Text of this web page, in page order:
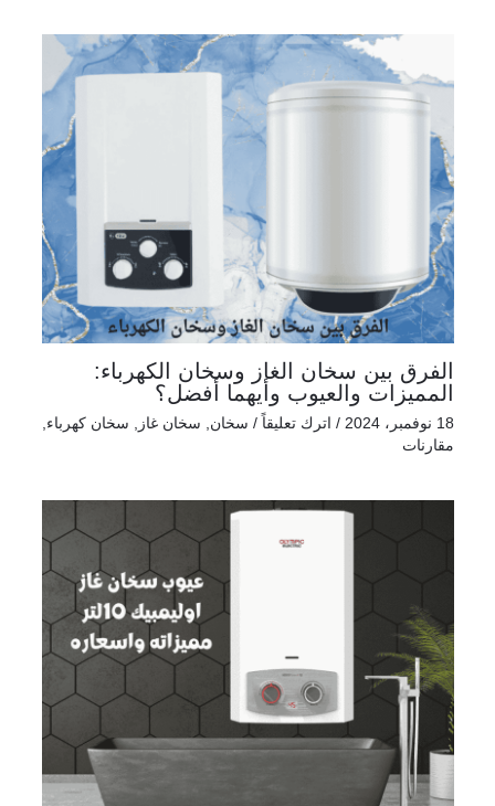
الفرق بين سخان الغاز وسخان الكهرباء:
المميزات والعيوب وأيهما أفضل؟
18 نوفمبر، 2024 / اترك تعليقاً / سخان سخان غاز سخان كهرباء
مقارنات